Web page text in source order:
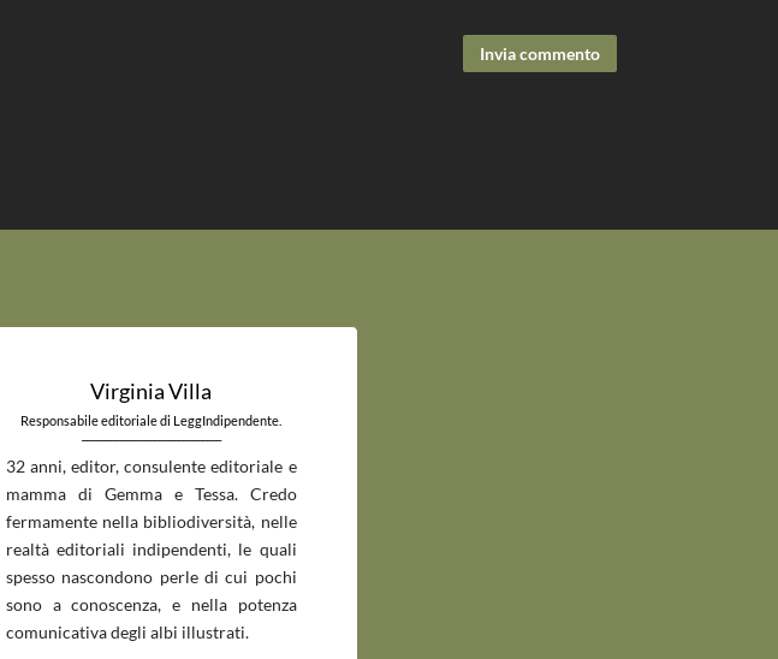
Invia commento
Virginia Villa
Responsabile editoriale di LeggIndipendente.
_____________________________
32 anni, editor, consulente editoriale e
mamma di Gemma e Tessa. Credo
fermamente nella bibliodiversità, nelle
realtà editoriali indipendenti, le quali
spesso nascondono perle di cui pochi
sono a conoscenza, e nella potenza
comunicativa degli albi illustrati.